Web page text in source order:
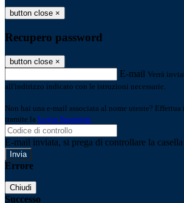
button close ×
Recupero password
button close ×
E-mail Verrà
all'indirizzo indicato con le istruzioni necessarie.
Non hai una e-mail associata al nome utente? Effettua
tramite la Login Spaggiari
E-mail inviata, si prega di controllare la
Errore
Chiudi
Successo